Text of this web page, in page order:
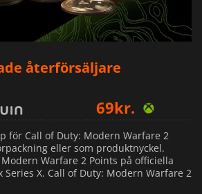
återförsäljare
28kr.
69kr.
91kr.
för Call of Duty: Modern Warfare 2
eller som produktnyckel.
Warfare 2 Points på officiella
X. Call of Duty: Modern Warfare 2